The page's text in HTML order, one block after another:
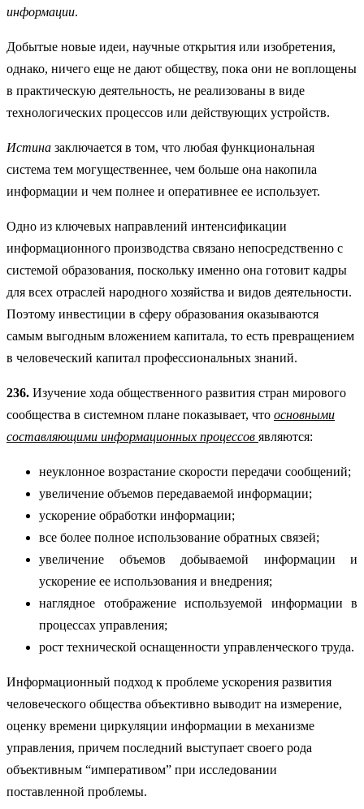
информации.
Добытые новые идеи, научные открытия или изобретения,
однако, ничего еще не дают обществу, пока они не воплощены
в практическую деятельность, не реализованы в виде
технологических процессов или действующих устройств.
Истина заключается в том, что любая функциональная
система тем могущественнее, чем больше она накопила
информации и чем полнее и оперативнее ее использует.
Одно из ключевых направлений интенсификации
информационного производства связано непосредственно с
системой образования, поскольку именно она готовит кадры
для всех отраслей народного хозяйства и видов деятельности.
Поэтому инвестиции в сферу образования оказываются
самым выгодным вложением капитала, то есть превращением
в человеческий капитал профессиональных знаний.
236. Изучение хода общественного развития стран мирового
сообщества в системном плане показывает, что основными
составляющими информационных процессов являются:
неуклонное возрастание скорости передачи сообщений;
увеличение объемов передаваемой информации;
ускорение обработки информации;
все более полное использование обратных связей;
увеличение объемов добываемой информации и
ускорение ее использования и внедрения;
наглядное отображение используемой информации в
процессах управления;
рост технической оснащенности управленческого труда.
Информационный подход к проблеме ускорения развития
человеческого общества объективно выводит на измерение,
оценку времени циркуляции информации в механизме
управления, причем последний выступает своего рода
объективным “императивом” при исследовании
поставленной проблемы.